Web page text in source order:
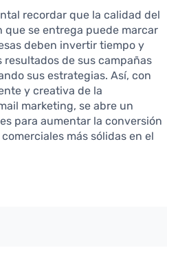
recordar que la calidad del
que se entrega puede marcar
deben invertir tiempo y
resultados de sus campañas
sus estrategias. Así, con
y creativa de la
marketing, se abre un
para aumentar la conversión
más sólidas en el